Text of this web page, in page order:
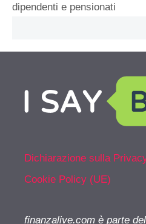
dipendenti e pensionati
Dichiarazione sulla
Cookie Policy (UE)
finanzalive.com è parte